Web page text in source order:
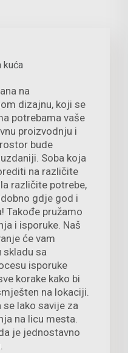
kuća
na
dizajnu, koji se
potrebama vaše
proizvodnju i
bude
Soba koja
na različite
različite potrebe,
gdje god i
Takođe pružamo
i isporuke. Naš
će vam
skladu sa
isporuke
korake kako bi
na lokaciji.
se lako savije za
na licu mesta.
je jednostavno